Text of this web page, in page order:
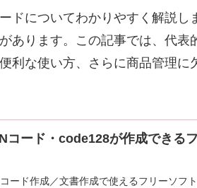
ドについてわかりやすく解説し
あります。この記事では、代表
利な使い方、さらに商品管理に
コード・code128が作成できる
ード作成／文書作成で使えるフリーソフ